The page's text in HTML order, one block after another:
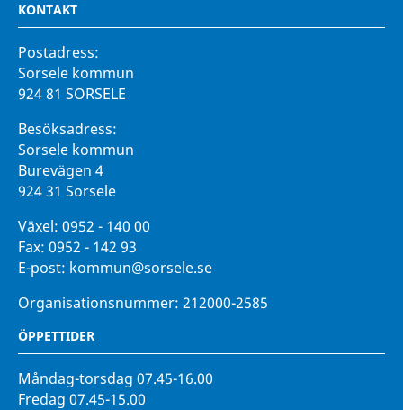
KONTAKT
Postadress:
Sorsele kommun
924 81 SORSELE
Besöksadress:
Sorsele kommun
Burevägen 4
924 31 Sorsele
Växel: 0952 - 140 00
Fax: 0952 - 142 93
E-post: kommun@sorsele.se
Organisationsnummer: 212000-2585
ÖPPETTIDER
Måndag-torsdag 07.45-16.00
Fredag 07.45-15.00